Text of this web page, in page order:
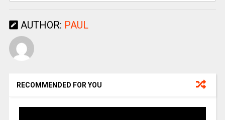
AUTHOR: PAUL
RECOMMENDED FOR YOU